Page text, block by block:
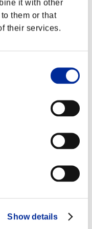
it with other
them or that
their services.
Show details